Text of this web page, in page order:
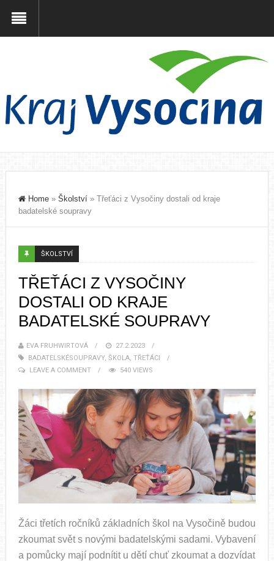
Home» Školství» Třeťáci z Vysočiny dostali od kraje
badatelské soupravy
ŠKOLSTVÍ
TŘEŤÁCI Z VYSOČINY
DOSTALI OD KRAJE
BADATELSKÉ SOUPRAVY
EVA FRUHWIRTOVÁ
27.2.2023
BADATELSKÉSOUPRAVY, ŠKOLA, TŘEŤÁCI
LEAVE A COMMENT
540 VIEWS
Žáci třetích ročníků základních škol na Vysočině budou
zkoumat svět s novými badatelskými sadami. Vybavení
a pomůcky mají podnítit u dětí chuť zkoumat a dozvídat